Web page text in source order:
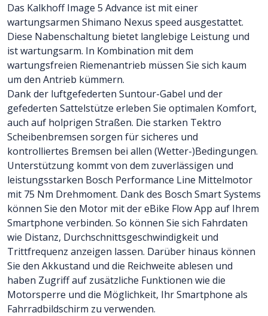
Das Kalkhoff Image 5 Advance ist mit einer
wartungsarmen Shimano Nexus speed ausgestattet.
Diese Nabenschaltung bietet langlebige Leistung und
ist wartungsarm. In Kombination mit dem
wartungsfreien Riemenantrieb müssen Sie sich kaum
um den Antrieb kümmern.
Dank der luftgefederten Suntour-Gabel und der
gefederten Sattelstütze erleben Sie optimalen Komfort,
auch auf holprigen Straßen. Die starken Tektro
Scheibenbremsen sorgen für sicheres und
kontrolliertes Bremsen bei allen (Wetter-)Bedingungen.
Unterstützung kommt von dem zuverlässigen und
leistungsstarken Bosch Performance Line Mittelmotor
mit 75 Nm Drehmoment. Dank des Bosch Smart Systems
können Sie den Motor mit der eBike Flow App auf Ihrem
Smartphone verbinden. So können Sie sich Fahrdaten
wie Distanz, Durchschnittsgeschwindigkeit und
Trittfrequenz anzeigen lassen. Darüber hinaus können
Sie den Akkustand und die Reichweite ablesen und
haben Zugriff auf zusätzliche Funktionen wie die
Motorsperre und die Möglichkeit, Ihr Smartphone als
Fahrradbildschirm zu verwenden.